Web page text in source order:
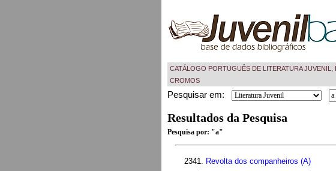
CATÁLOGO PORTUGUÊS DE LITERATURA JUVENIL,
CROMOS
Pesquisar em:
Resultados da Pesquisa
Pesquisa por: "a"
2341. Revolta dos companheiros (A)